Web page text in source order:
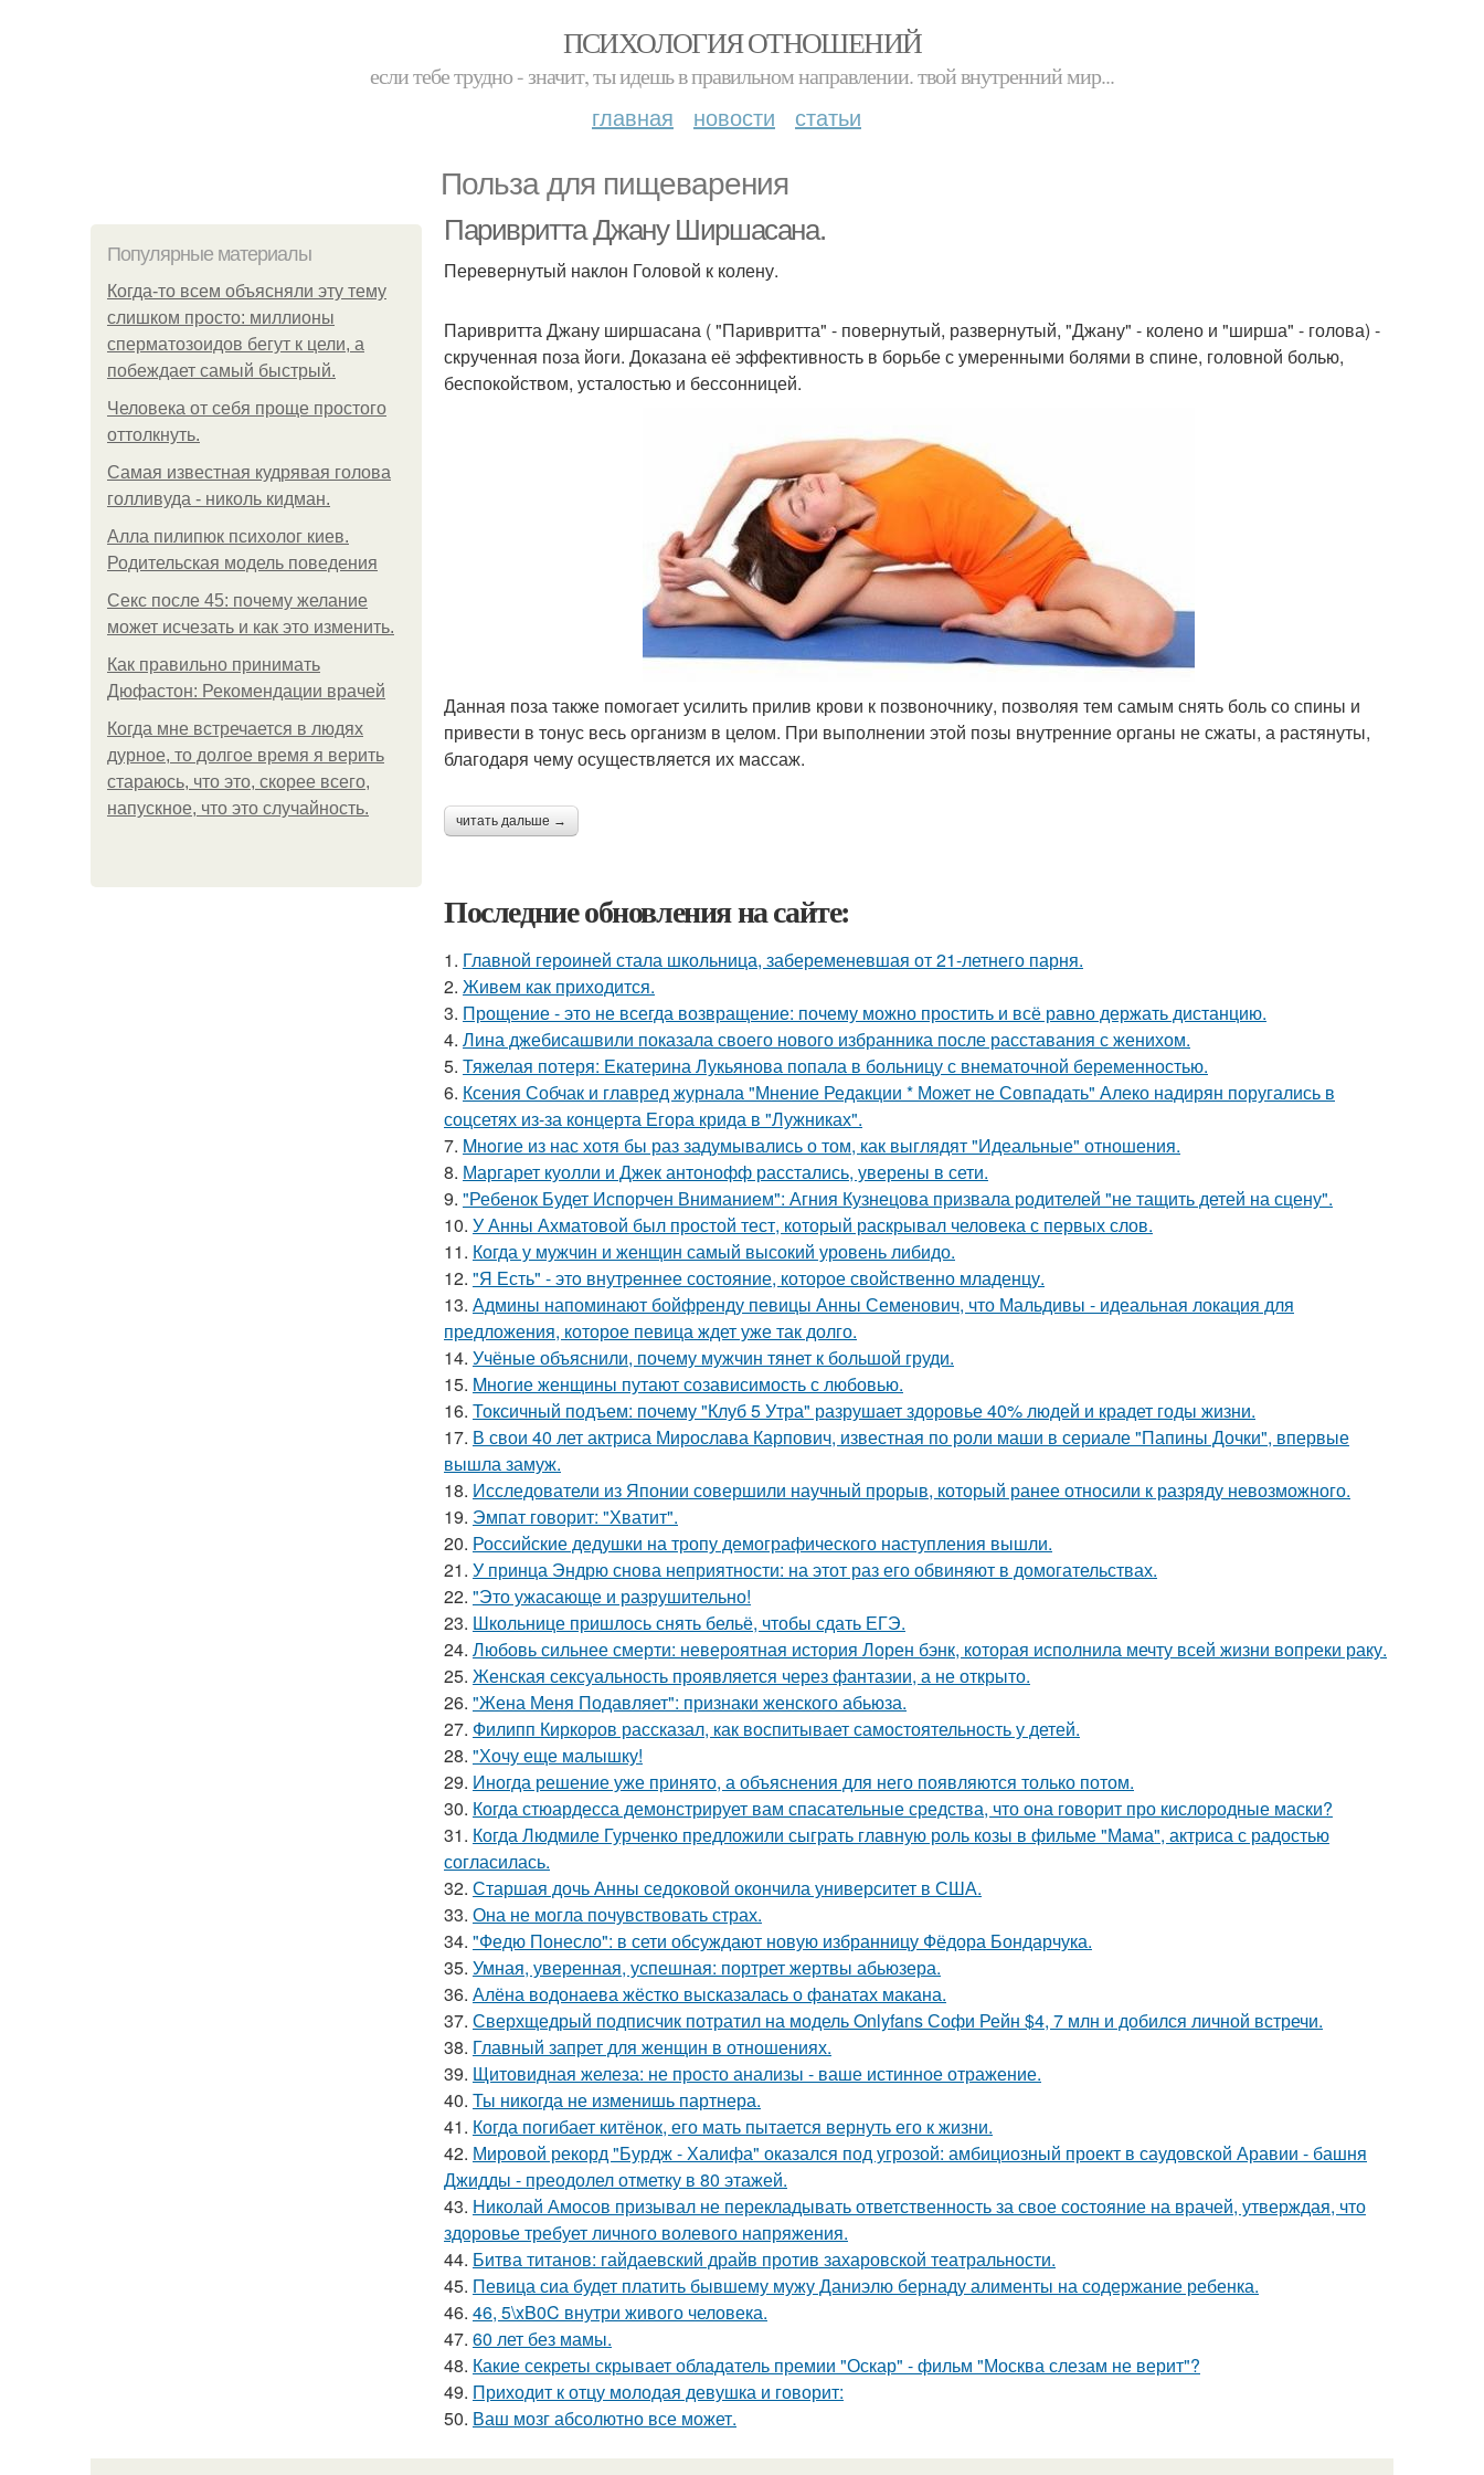
ПСИХОЛОГИЯ ОТНОШЕНИЙ
если тебе трудно - значит, ты идешь в правильном направлении. твой внутренний мир...
главная новости статьи
Польза для пищеварения
Популярные материалы
Когда-то всем объясняли эту тему
слишком просто: миллионы
сперматозоидов бегут к цели, а
побеждает самый быстрый.
Человека от себя проще простого
оттолкнуть.
Самая известная кудрявая голова
голливуда - николь кидман.
Алла пилипюк психолог киев.
Родительская модель поведения
Секс после 45: почему желание
может исчезать и как это изменить.
Как правильно принимать
Дюфастон: Рекомендации врачей
Когда мне встречается в людях
дурное, то долгое время я верить
стараюсь, что это, скорее всего,
напускное, что это случайность.
Паривритта Джану Ширшасана.
Перевернутый наклон Головой к колену.
Паривритта Джану ширшасана ( "Паривритта" - повернутый, развернутый, "Джану" - колено и "ширша" - голова) -
скрученная поза йоги. Доказана её эффективность в борьбе с умеренными болями в спине, головной болью,
беспокойством, усталостью и бессонницей.
Данная поза также помогает усилить прилив крови к позвоночнику, позволяя тем самым снять боль со спины и
привести в тонус весь организм в целом. При выполнении этой позы внутренние органы не сжаты, а растянуты,
благодаря чему осуществляется их массаж.
читать дальше →
Последние обновления на сайте:
1. Главной героиней стала школьница, забеременевшая от 21-летнего парня.
2. Живeм как приходится.
3. Прощение - это не всегда возвращение: почему можно простить и всё равно держать дистанцию.
4. Лина джебисашвили показала своего нового избранника после расставания с женихом.
5. Тяжелая потеря: Екатерина Лукьянова попала в больницу с внематочной беременностью.
6. Ксения Собчак и главред журнала "Мнение Редакции * Может не Совпадать" Алеко надирян поругались в
соцсетях из-за концерта Егора крида в "Лужниках".
7. Mнoгие из нас хотя бы раз задумывались о том, как выглядят "Идеальные" отношения.
8. Маргарет куолли и Джек антонофф расстались, уверены в сети.
9. "Ребенок Будет Испорчен Вниманием": Агния Кузнецова призвала родителей "не тащить детей на сцену".
10. У Анны Ахматовой был простой тест, который раскрывал человека с первых слов.
11. Когда у мужчин и женщин самый высокий уровень либидо.
12. "Я Есть" - этo внутpeннее состояние, которое свойственно младенцу.
13. Админы напоминают бойфренду певицы Анны Семенович, что Мальдивы - идеальная локация для
предложения, которое певица ждет уже так долго.
14. Учёные объяснили, почему мужчин тянет к большой груди.
15. Mнoгие женщины путают созависимость с любовью.
16. Токсичный подъем: почему "Клуб 5 Утра" разрушает здоровье 40% людей и крадет годы жизни.
17. В свои 40 лет актриса Мирослава Карпович, известная по роли маши в сериале "Папины Дочки", впервые
вышла замуж.
18. Исследователи из Японии совершили научный прорыв, который ранее относили к разряду невозможного.
19. Эмпат говорит: "Хватит".
20. Российские дедушки на тропу демографического наступления вышли.
21. У принца Эндрю снова неприятности: на этот раз его обвиняют в домогательствах.
22. "Это ужасающе и разрушительно!
23. Школьнице пришлось снять бельё, чтобы сдать ЕГЭ.
24. Любовь сильнее смерти: невероятная история Лорен бэнк, которая исполнила мечту всей жизни вопреки раку.
25. Женская сексуальность проявляется через фантазии, а не открыто.
26. "Жена Меня Подавляет": признаки женского абьюза.
27. Филипп Киркоров рассказал, как воспитывает самостоятельность у детей.
28. "Хочу еще малышку!
29. Иногда решение уже принято, а объяснения для него появляются только потом.
30. Когда стюардесса демонстрирует вам спасательные средства, что она говорит про кислородные маски?
31. Когда Людмиле Гурченко предложили сыграть главную роль козы в фильме "Мама", актриса с радостью
согласилась.
32. Старшая дочь Анны седоковой окончила университет в США.
33. Она не могла почувствовать страх.
34. "Федю Понесло": в сети обсуждают новую избранницу Фёдора Бондарчука.
35. Умная, уверенная, успешная: портрет жертвы абьюзера.
36. Алёна водонаева жёстко высказалась о фанатах макана.
37. Сверхщедрый подписчик потратил на модель Onlyfans Софи Рейн $4, 7 млн и добился личной встречи.
38. Главный запрет для женщин в отношениях.
39. Щитовидная железа: не просто анализы - ваше истинное отражение.
40. Ты никогда не изменишь партнера.
41. Когда погибает китёнок, его мать пытается вернуть его к жизни.
42. Мировой рекорд "Бурдж - Халифа" оказался под угрозой: амбициозный проект в саудовской Аравии - башня
Джидды - преодолел отметку в 80 этажей.
43. Николай Амосов призывал не перекладывать ответственность за свое состояние на врачей, утверждая, что
здоровье требует личного волевого напряжения.
44. Битва титанов: гайдаевский драйв против захаровской театральности.
45. Певица сиа будет платить бывшему мужу Даниэлю бернаду алименты на содержание ребенка.
46. 46, 5\xB0C внутри живого человека.
47. 60 лет без мамы.
48. Какие секреты скрывает обладатель премии "Оскар" - фильм "Москва слезам не верит"?
49. Приходит к отцу молодая девушка и говорит:
50. Ваш мозг абсолютно все может.